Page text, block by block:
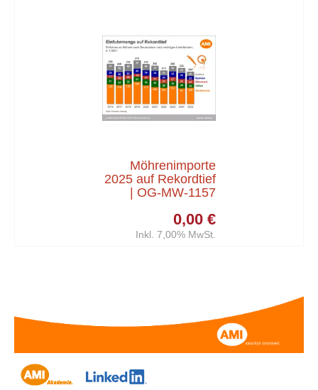
Möhrenimporte
2025 auf Rekordtief
| OG-MW-1157
0,00 €
Inkl. 7,00% MwSt.